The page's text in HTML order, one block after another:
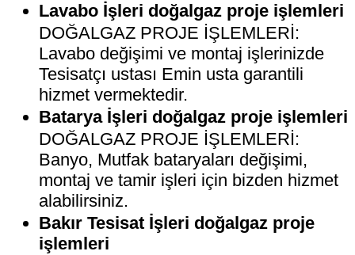
Lavabo İşleri doğalgaz proje işlemleri
DOĞALGAZ PROJE İŞLEMLERİ:
Lavabo değişimi ve montaj işlerinizde
Tesisatçı ustası Emin usta garantili
hizmet vermektedir.
Batarya İşleri doğalgaz proje işlemleri
DOĞALGAZ PROJE İŞLEMLERİ:
Banyo, Mutfak bataryaları değişimi,
montaj ve tamir işleri için bizden hizmet
alabilirsiniz.
Bakır Tesisat İşleri doğalgaz proje
işlemleri